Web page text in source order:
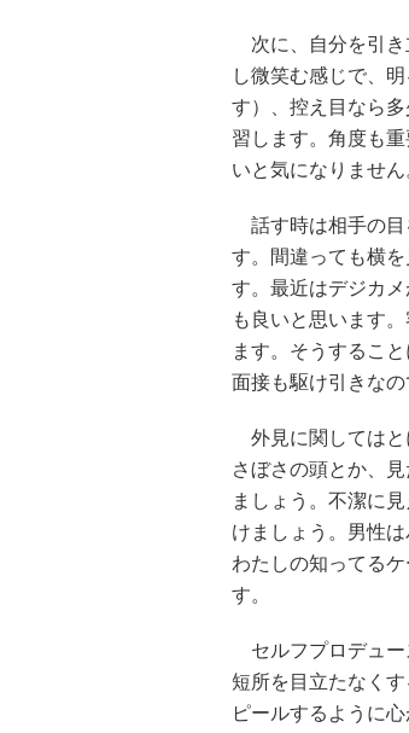
次に、自分を引き
し微笑む感じで、
す）、控え目なら
習します。角度も
いと気になりませ
話す時は相手の目
す。間違っても横
す。最近はデジカ
も良いと思います
ます。そうするこ
面接も駆け引きな
外見に関してはと
さぼさの頭とか、
ましょう。不潔に
けましょう。男性
わたしの知ってる
す。
セルフプロデュー
短所を目立たなく
ピールするように